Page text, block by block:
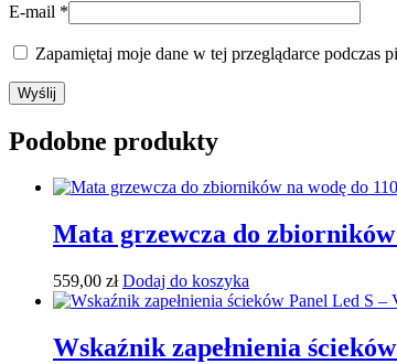
E-mail *
Zapamiętaj moje dane w tej przeglądarce podczas
Podobne produkty
Mata grzewcza do
559,00 zł Dodaj do koszyka
Wskaźnik zapełnienia